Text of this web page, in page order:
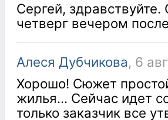
Сергей,
четверг вечером
Алеся Дубчикова, 6
Хорошо! Сюжет
жилья... Сейчас идет
только заказчик все